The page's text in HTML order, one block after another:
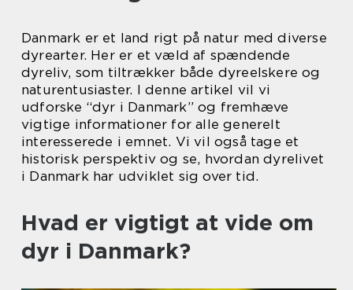
Danmark er et land rigt på natur med diverse
dyrearter. Her er et væld af spændende
dyreliv, som tiltrækker både dyreelskere og
naturentusiaster. I denne artikel vil vi
udforske “dyr i Danmark” og fremhæve
vigtige informationer for alle generelt
interesserede i emnet. Vi vil også tage et
historisk perspektiv og se, hvordan dyrelivet
i Danmark har udviklet sig over tid.
Hvad er vigtigt at vide om
dyr i Danmark?